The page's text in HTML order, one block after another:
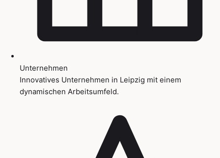
Unternehmen
Innovatives Unternehmen in Leipzig mit einem
dynamischen Arbeitsumfeld.